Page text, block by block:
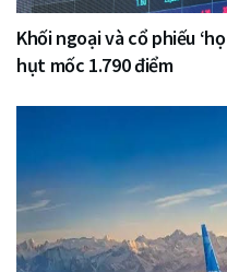
Khối ngoại và cổ phiếu
hụt mốc 1.790 điểm